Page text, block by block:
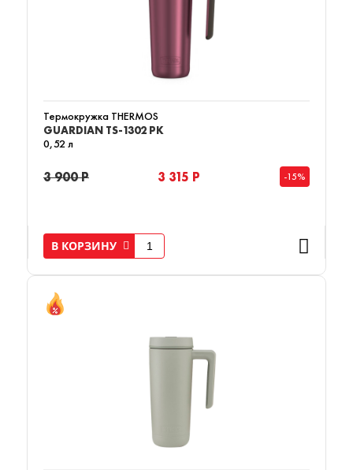
Термокружка THERMOS
GUARDIAN TS-1302 PK
0,52 л
3 900 Р 3 315 Р -15%
В КОРЗИНУ